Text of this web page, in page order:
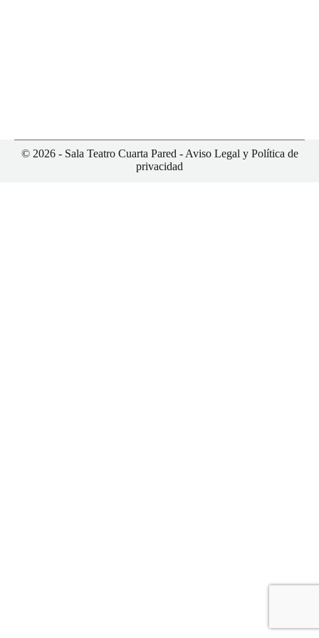
© 2026 - Sala Teatro Cuarta Pared - Aviso Legal y Política de
privacidad